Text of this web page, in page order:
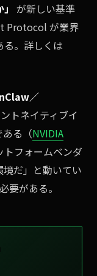
が新しい基準
Protocol が業界
る。詳しくは
／
トネイティブイ
る（NVIDIA
トフォームベンダ
だ」と動いてい
要がある。